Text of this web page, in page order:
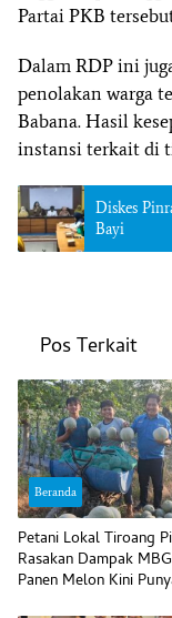
Partai PKB
Dalam RDP ini
penolakan warga
Babana. Hasil
instansi terkait di
Diskes
Bayi
Pos Terkait
Beranda
Petani Lokal Tiroang
Rasakan Dampak
Panen Melon Kini